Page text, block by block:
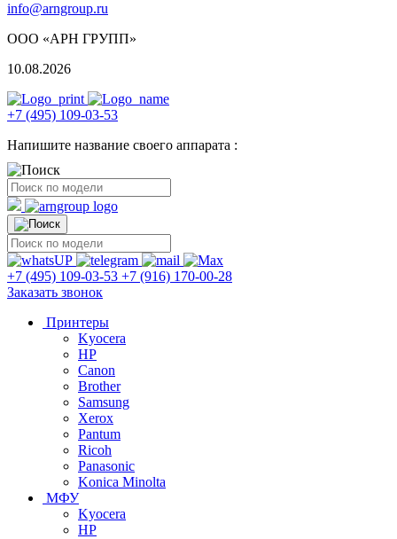
info@arngroup.ru
ООО «АРН ГРУПП»
10.08.2026
+7 (495) 109-03-53
Напишите название своего аппарата :
+7 (495) 109-03-53 +7 (916) 170-00-28
Заказать звонок
Принтеры
Kyocera
HP
Canon
Brother
Samsung
Xerox
Pantum
Ricoh
Panasonic
Konica Minolta
МФУ
Kyocera
HP